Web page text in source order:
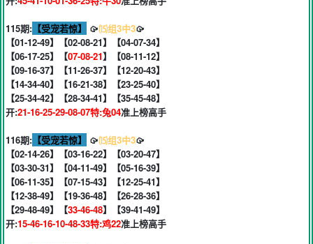
115期: 【受宠若惊】 🥠⒂组3中3🥠
【01-12-49】【02-08-21】【04-07-34】
【06-17-25】【07-08-21】【08-11-12】
【09-16-37】【11-26-37】【12-20-43】
【14-34-40】【16-21-38】【23-25-40】
【25-34-42】【28-34-41】【35-45-48】
开:21-16-25-29-08-07特:兔04准上榜高手
116期: 【受宠若惊】 🥠⒂组3中3🥠
【02-14-26】【03-16-22】【03-20-47】
【03-30-31】【04-11-49】【05-16-39】
【06-11-35】【07-15-43】【12-25-41】
【12-38-49】【19-36-48】【26-28-36】
【29-48-49】【33-46-48】【39-41-49】
开:15-46-16-10-48-33特:鸡22准上榜高手